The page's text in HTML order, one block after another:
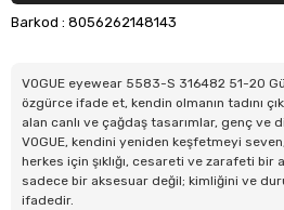
Barkod : 8056262148143
VOGUE eyewear 5583-S 316482 51-20
özgürce ifade et, kendin olmanın tadını
alan canlı ve çağdaş tasarımlar, genç ve
VOGUE, kendini yeniden keşfetmeyi
herkes için şıklığı, cesareti ve zarafeti bir
sadece bir aksesuar değil; kimliğini ve
ifadedir.